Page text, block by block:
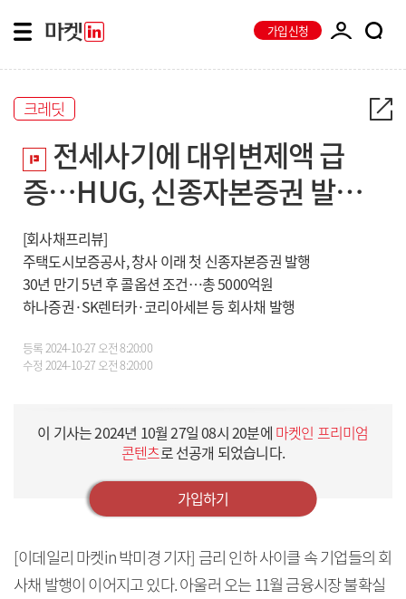
가입신청
크레딧
전세사기에 대위변제액 급
증…HUG, 신종자본증권 발행
시동
[회사채프리뷰]
주택도시보증공사, 창사 이래 첫 신종자본증권 발행
30년 만기 5년 후 콜옵션 조건…총 5000억원
하나증권·SK렌터카·코리아세븐 등 회사채 발행
등록2024-10-27 오전 8:20:00
수정 2024-10-27 오전 8:20:00
이 기사는2024년 10월 27일 08시 20분에 마켓인 프리미엄
콘텐츠로 선공개 되었습니다.
가입하기
[이데일리 마켓in 박미경 기자] 금리 인하 사이클 속 기업들의 회
사채 발행이 이어지고 있다. 아울러 오는 11월 금융시장 불확실